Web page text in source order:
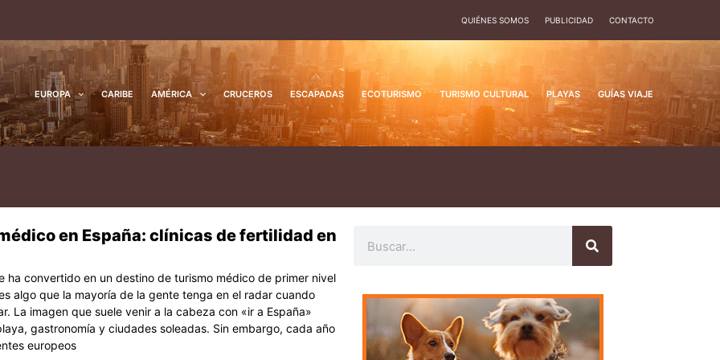
QUIÉNES SOMOS PUBLICIDAD CONTACTO
EUROPA CARIBE AMÉRICA CRUCEROS ESCAPADAS ECOTURISMO TURISMO CULTURAL PLAYAS GUÍAS VIAJE
en España: clínicas de fertilidad en
ha convertido en un destino de turismo médico de primer nivel
algo que la mayoría de la gente tenga en el radar cuando
La imagen que suele venir a la cabeza con «ir a España»
gastronomía y ciudades soleadas. Sin embargo, cada año
europeos
Página